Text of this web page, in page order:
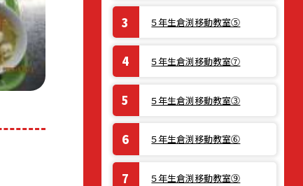
５年生倉渕移動教室⑤
５年生倉渕移動教室⑦
５年生倉渕移動教室③
５年生倉渕移動教室⑥
５年生倉渕移動教室⑨